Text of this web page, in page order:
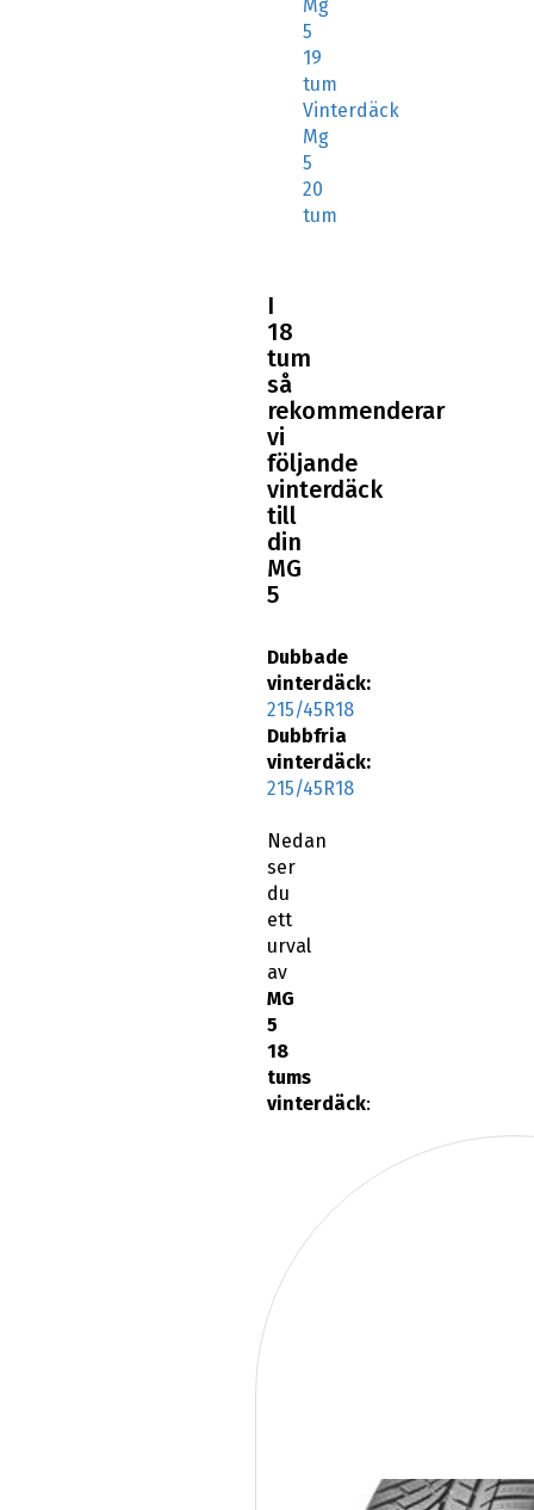
Mg
5
19
tum
Vinterdäck
Mg
5
20
tum
I
18
tum
så
rekommenderar
vi
följande
vinterdäck
till
din
MG
5
Dubbade
vinterdäck:
215/45R18
Dubbfria
vinterdäck:
215/45R18
Nedan
ser
du
ett
urval
av
MG
5
18
tums
vinterdäck: